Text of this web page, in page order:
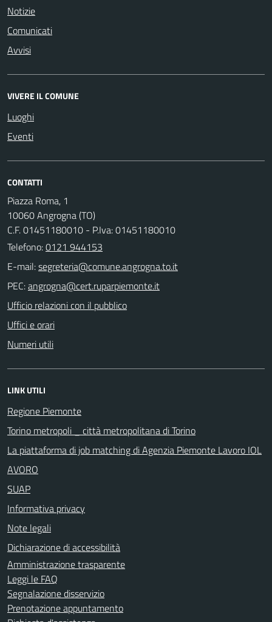
Notizie
Comunicati
Avvisi
VIVERE IL COMUNE
Luoghi
Eventi
CONTATTI
Piazza Roma, 1
10060 Angrogna (TO)
C.F. 01451180010 - P.Iva: 01451180010
Telefono:0121 944153
E-mail:
PEC:
Ufficio relazioni con il pubblico
Uffici e orari
Numeri utili
LINK UTILI
Regione Piemonte
Torino metropoli _ città metropolitana di Torino
La piattaforma di job matching di Agenzia Piemonte Lavoro IOL
AVORO
SUAP
Informativa privacy
Note legali
Dichiarazione di accessibilità
Amministrazione trasparente
Leggi le FAQ
Segnalazione disservizio
Prenotazione appuntamento